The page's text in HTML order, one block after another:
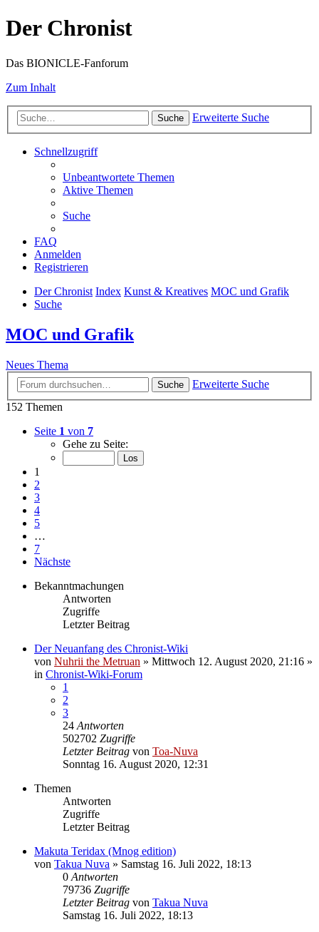
Der Chronist
Das BIONICLE-Fanforum
Zum Inhalt
Suche Erweiterte Suche
Schnellzugriff
Unbeantwortete Themen
Aktive Themen
Suche
FAQ
Anmelden
Registrieren
Der Chronist Index Kunst & Kreatives MOC und Grafik
Suche
MOC und Grafik
Neues Thema
Suche
Erweiterte Suche
152 Themen
Seite 1 von 7
Gehe zu Seite:
1
2
3
4
5
…
7
Nächste
Bekanntmachungen
Antworten
Zugriffe
Letzter Beitrag
Der Neuanfang des Chronist-Wiki
von Nuhrii the Metruan » Mittwoch 12. August 2020, 21:16 »
in Chronist-Wiki-Forum
1
2
3
24 Antworten
502702 Zugriffe
Letzter Beitrag von Toa-Nuva
Sonntag 16. August 2020, 12:31
Themen
Antworten
Zugriffe
Letzter Beitrag
Makuta Teridax (Mnog edition)
von Takua Nuva » Samstag 16. Juli 2022, 18:13
0 Antworten
79736 Zugriffe
Letzter Beitrag von Takua Nuva
Samstag 16. Juli 2022, 18:13